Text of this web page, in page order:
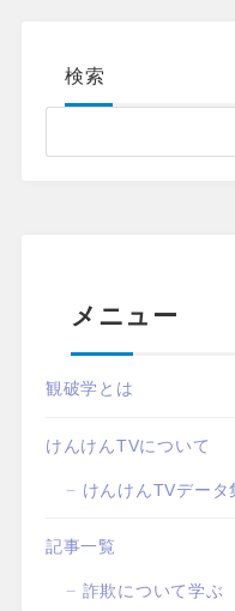
検索
メニュー
観破学とは
けんけんTVについて
けんけんTVデータ
記事一覧
詐欺について学ぶ